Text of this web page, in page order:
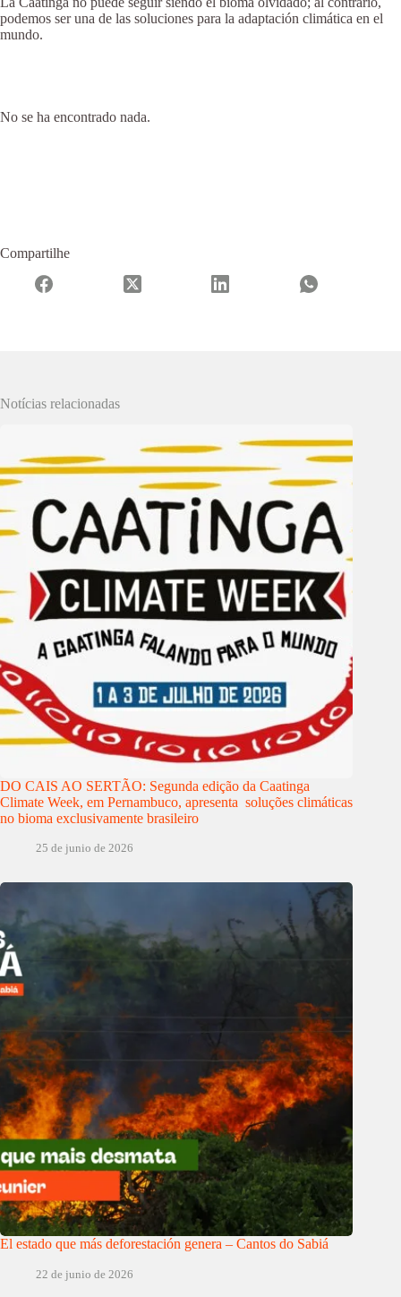
podemos ser una de las soluciones para la adaptación climática en el
mundo.
No se ha encontrado nada.
Compartilhe
Notícias relacionadas
DO CAIS AO SERTÃO: Segunda edição da Caatinga
Climate Week, em Pernambuco, apresenta soluções climáticas
no bioma exclusivamente brasileiro
25 de junio de 2026
El estado que más deforestación genera – Cantos do Sabiá
22 de junio de 2026